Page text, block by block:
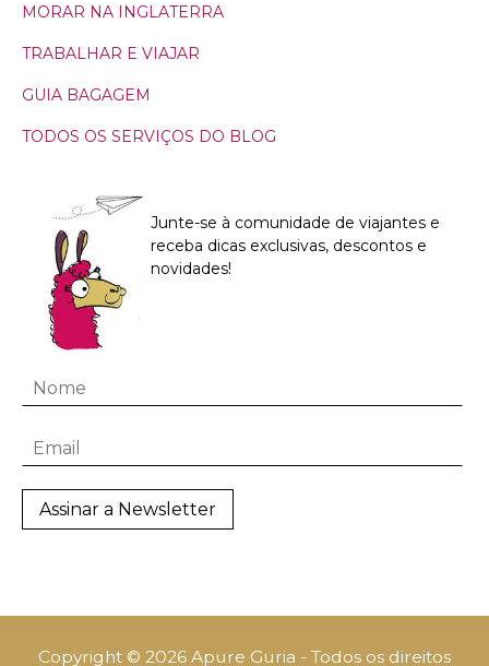
MORAR NA INGLATERRA
TRABALHAR E VIAJAR
GUIA BAGAGEM
TODOS OS SERVIÇOS DO BLOG
Junte-se à comunidade de viajantes e
receba dicas exclusivas, descontos e
novidades!
Copyright © 2026 Apure Guria - Todos os direitos